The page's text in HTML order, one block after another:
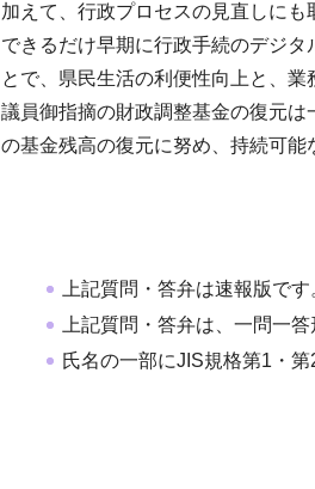
加えて、行政プロセスの見直しにも
できるだけ早期に行政手続のデジ
とで、県民生活の利便性向上と、業
議員御指摘の財政調整基金の復元
の基金残高の復元に努め、持続可能
上記質問・答弁は速報版です
上記質問・答弁は、一問一
氏名の一部にJIS規格第1・